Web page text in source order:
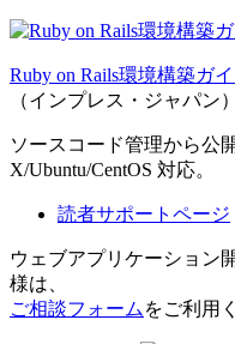
Ruby on Rails環境構築ガ
（インプレス・ジャパン）
ソースコード管理から公
X/Ubuntu/CentOS 対応。
読者サポートページ
ウェブアプリケーション
様は、
ご相談フォーム をご利用